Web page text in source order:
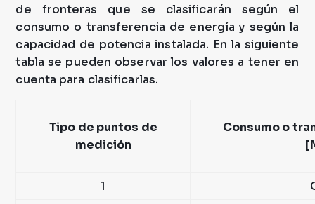
de fronteras que se clasificarán según el
consumo o transferencia de energía y según la
capacidad de potencia instalada. En la siguiente
tabla se pueden observar los valores a tener en
cuenta para clasificarlas.
Tipo de puntos de
medición
Consumo o
1